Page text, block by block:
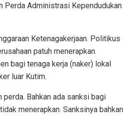
Perda Administrasi Kependudukan
Ketenagakerjaan. Politikus
patuh menerapkan.
bagi tenaga kerja (naker) lokal
luar Kutim.
perda. Bahkan ada sanksi bagi
menerapkan. Sanksinya bahkan